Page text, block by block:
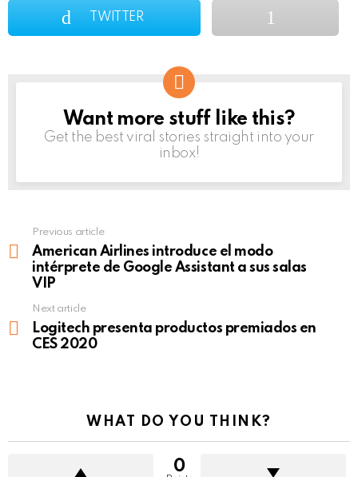
TWITTER
NEWSLETTER
Want more stuff like this?
Get the best viral stories straight into your
inbox!
more
Previous article
American Airlines introduce el modo
intérprete de Google Assistant a sus salas
VIP
Next article
Logitech presenta productos premiados en
CES 2020
WHAT DO YOU THINK?
0